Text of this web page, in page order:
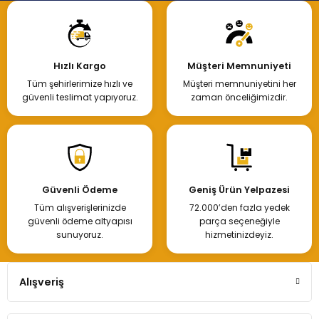
Hızlı Kargo
Tüm şehirlerimize hızlı ve
güvenli teslimat yapıyoruz.
Müşteri Memnuniyeti
Müşteri memnuniyetini her
zaman önceliğimizdir.
Güvenli Ödeme
Tüm alışverişlerinizde
güvenli ödeme altyapısı
sunuyoruz.
Geniş Ürün Yelpazesi
72.000’den fazla yedek
parça seçeneğiyle
hizmetinizdeyiz.
Alışveriş